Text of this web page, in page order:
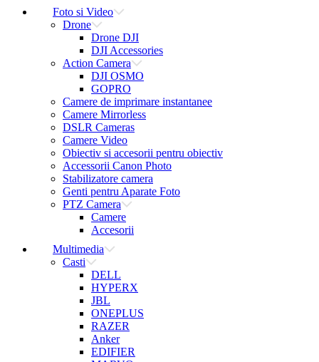
Foto si Video
Drone
Drone DJI
DJI Accessories
Action Camera
DJI OSMO
GOPRO
Camere de imprimare instantanee
Camere Mirrorless
DSLR Cameras
Camere Video
Obiectiv si accesorii pentru obiectiv
Accessorii Canon Photo
Stabilizatore camera
Genti pentru Aparate Foto
PTZ Camera
Camere
Accesorii
Multimedia
Casti
DELL
HYPERX
JBL
ONEPLUS
RAZER
Anker
EDIFIER